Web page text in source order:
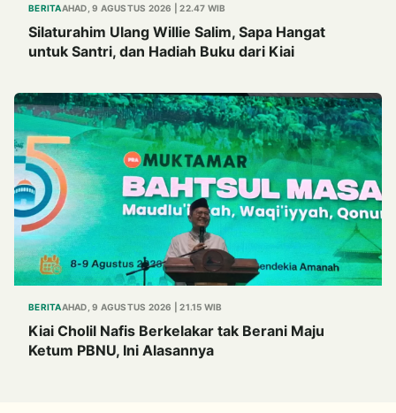
BERITAAHAD, 9 AGUSTUS 2026 | 22.47 WIB
Silaturahim Ulang Willie Salim, Sapa Hangat
untuk Santri, dan Hadiah Buku dari Kiai
BERITAAHAD, 9 AGUSTUS 2026 | 21.15 WIB
Kiai Cholil Nafis Berkelakar tak Berani Maju
Ketum PBNU, Ini Alasannya